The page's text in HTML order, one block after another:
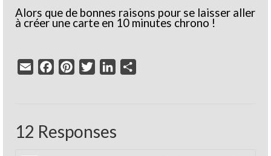
Alors que de bonnes raisons pour se laisser aller
à créer une carte en 10 minutes chrono !
Email FacebookPinterestTwitterLinkedIn
12 Responses